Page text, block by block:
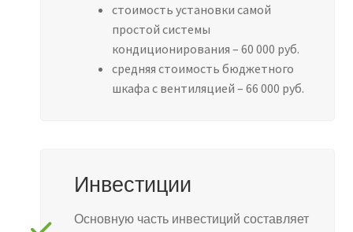
стоимость установки самой
простой системы
кондиционирования – 60 000 руб.
средняя стоимость бюджетного
шкафа с вентиляцией – 66 000 руб.
Инвестиции
Основную часть инвестиций составляет